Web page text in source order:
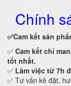
Chính
✅Cam kết sản
✅ Cam kết chỉ
tốt nhất.
✅ Làm việc từ 7h
✅ Tư vấn kê đặt,